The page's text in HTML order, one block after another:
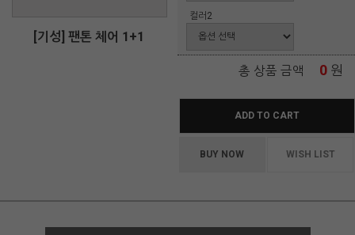
[기성] 팬톤 체어 1+1
컬러2
총 상품 금액 0 원
ADD TO CART
BUY NOW WISH LIST